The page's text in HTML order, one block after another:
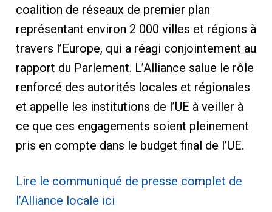
coalition de réseaux de premier plan
représentant environ 2 000 villes et régions à
travers l’Europe, qui a réagi conjointement au
rapport du Parlement. L’Alliance salue le rôle
renforcé des autorités locales et régionales
et appelle les institutions de l’UE à veiller à
ce que ces engagements soient pleinement
pris en compte dans le budget final de l’UE.
Lire le communiqué de presse complet de
l’Alliance locale ici